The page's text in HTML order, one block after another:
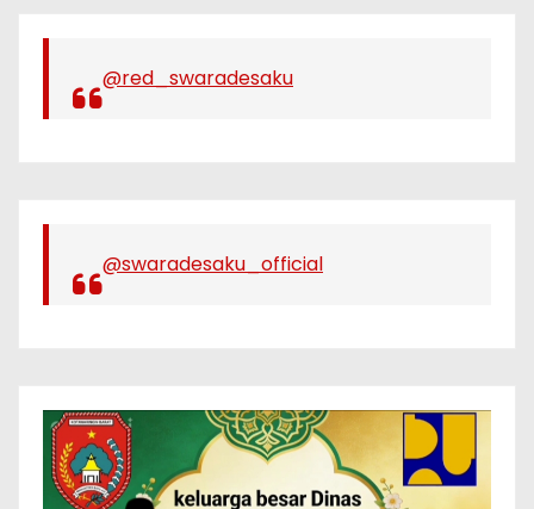
@red_swaradesaku
@swaradesaku_official